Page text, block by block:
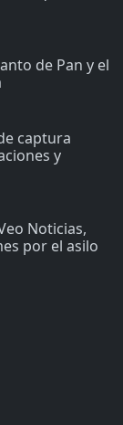
de Pan y el
captura
y
Noticias,
por el asilo